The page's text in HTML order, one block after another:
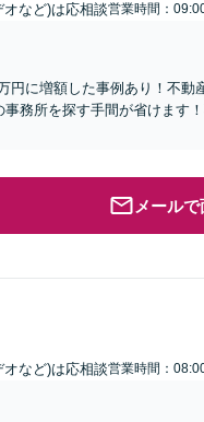
など)は応相談営業時間：
円に増額した事例あり！不動
務所を探す手間が省けます
メール
など)は応相談営業時間：